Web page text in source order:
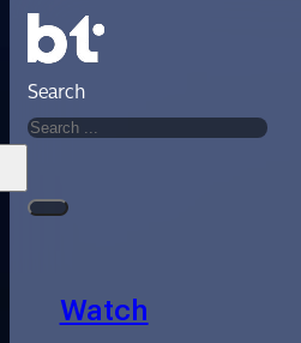
Search
Watch